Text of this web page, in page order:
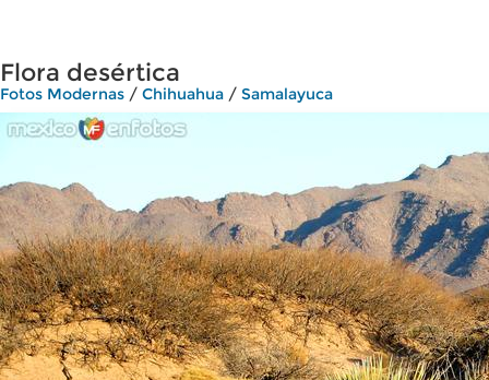
Flora desértica
Fotos Modernas / Chihuahua / Samalayuca